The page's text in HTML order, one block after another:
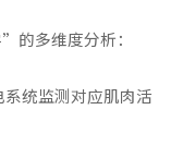
多维度分析：
统监测对应肌肉活